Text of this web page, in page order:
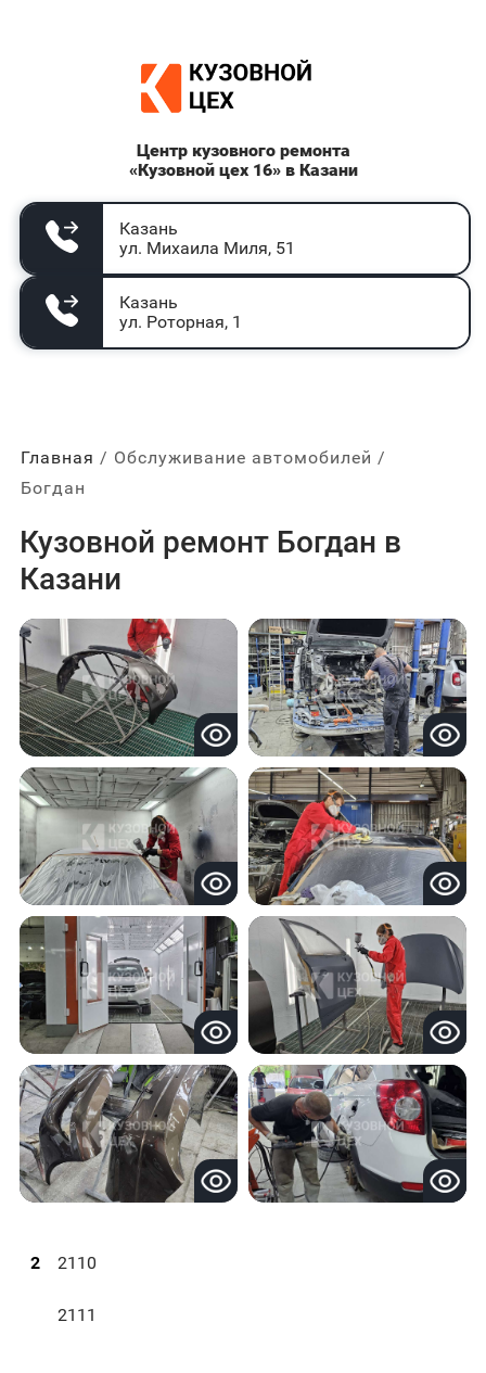
Центр кузовного ремонта
«Кузовной цех 16» в Казани
Казань
ул. Михаила Миля, 51
Казань
ул. Роторная, 1
Главная
Обслуживание автомобилей
Богдан
Кузовной ремонт Богдан в
Казани
2 2110
2111